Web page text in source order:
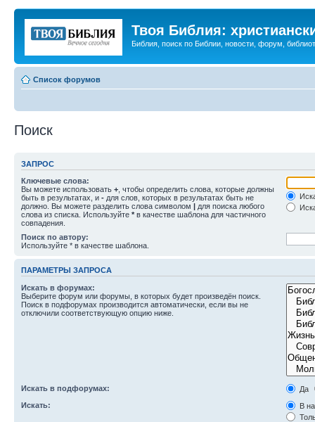
Твоя Библия:
Библия, поиск по Библии, новости, форум,
Список форумов
Поиск
ЗАПРОС
Ключевые слова:
Вы можете использовать + , чтобы определить слова, которые должны
быть в результатах, и - для слов, которых в результатах быть не
должно. Вы можете разделить слова символом | для поиска любого
слова из списка. Используйте * в качестве шаблона для частичного
совпадения.
Поиск по автору:
Используйте * в качестве шаблона.
ПАРАМЕТРЫ ЗАПРОСА
Искать в форумах:
Выберите форум или форумы, в которых будет произведён поиск.
Поиск в подфорумах производится автоматически, если вы не
отключили соответствующую опцию ниже.
Искать в подфорумах:
Да
Искать:
В